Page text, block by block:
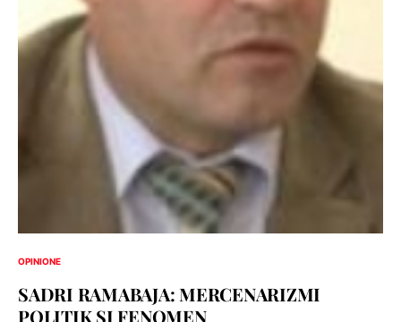
OPINIONE
SADRI RAMABAJA: MERCENARIZMI
POLITIK SI FENOMEN